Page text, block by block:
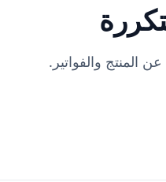
المنتج والفواتير.